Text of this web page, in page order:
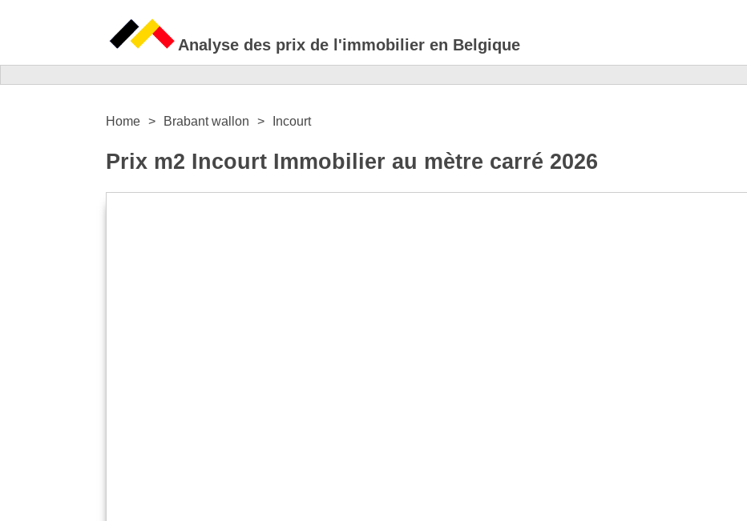
Analyse des prix de l'immobilier en Belgique
Home Brabant wallon Incourt
Prix m2 Incourt Immobilier au mètre carré 2026